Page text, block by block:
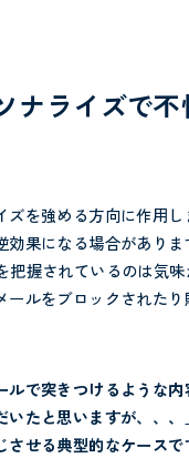
ナライズで不
ズを強める方向に作用し
効果になる場合がありま
把握されているのは気
ールをブロックされたり
ルで突きつけるような内
たと思いますが、、、
させる典型的なケースで